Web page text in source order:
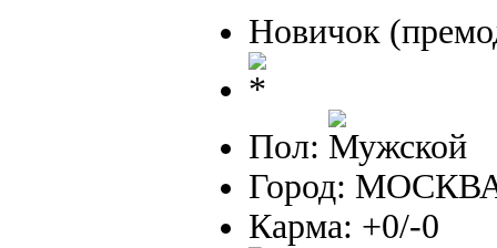
Новичок
Пол:
Город:
Карма: +0/-0